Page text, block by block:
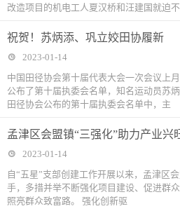
改造项目的机电工人夏汉桥和汪建国就迫
祝贺！苏炳添、巩立姣田协履新
2023-01-14
中国田径协会第十届代表大会一次会议上
公布了第十届执委会名单，知名运动员苏
田径协会公布的第十届执委会名单中，主
孟津区会盟镇“三强化”助力产业兴
2023-01-14
自“五星”支部创建工作开展以来，孟津区
手，多措并举不断强化项目建设、促进群
照亮群众致富路。 强化创新驱